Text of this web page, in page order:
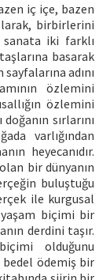
iç içe, bazen
birbirlerini
iki farklı
basarak
adını
özlemini
özlemini
sırlarını
varlığından
heyecanıdır.
bir dünyanın
buluştuğu
ile kurgusal
biçimi bir
derdini taşır.
olduğunu
ödemiş bir